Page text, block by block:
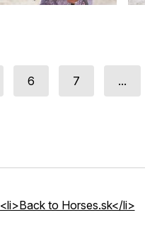
6 7 ...
<li>Back to Horses.sk</li>